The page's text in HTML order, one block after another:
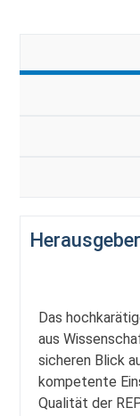
Herausgeber
Das
aus
sicheren Blick
kompetente
Qualität der